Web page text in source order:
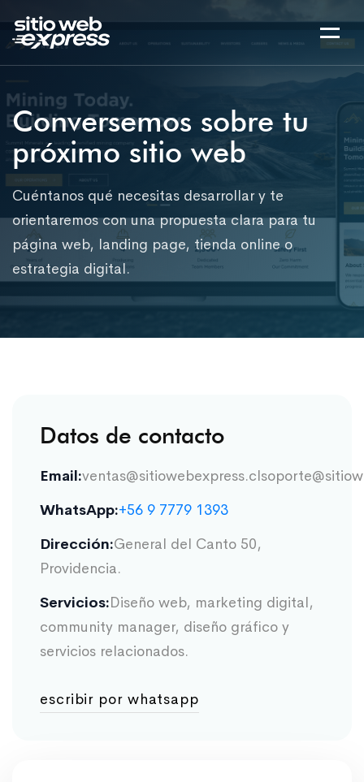
Conversemos sobre tu
próximo sitio web
Cuéntanos qué necesitas desarrollar y te
orientaremos con una propuesta clara para tu
página web, landing page, tienda online o
estrategia digital.
Datos de contacto
Email:ventas@sitiowebexpress.cl
WhatsApp:+56 9 7779 1393
Dirección:General del Canto 50,
Providencia.
Servicios:Diseño web, marketing digital,
community manager, diseño gráfico y
servicios relacionados.
escribir por whatsapp